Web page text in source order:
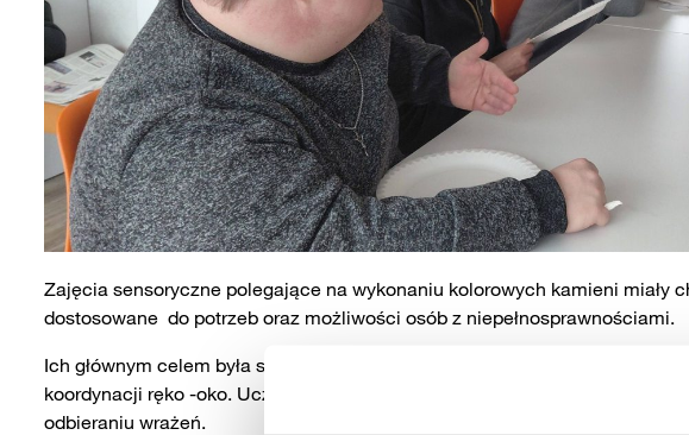
Zajęcia sensoryczne polegające na wykonaniu kolorowych kamieni miały
dostosowane do potrzeb oraz możliwości osób z niepełnosprawnościami.
Ich głównym celem była stymulacja zmysłów – przede wszystkim dotyku i
koordynacji ręko -oko. Uczestnicy mogli dotykać kamieni, odczuwać ich
odbieraniu wrażeń.